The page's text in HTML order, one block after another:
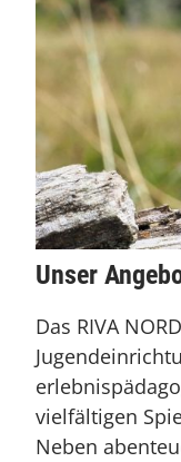
Unser
Das RIVA
vielfältigen
Neben